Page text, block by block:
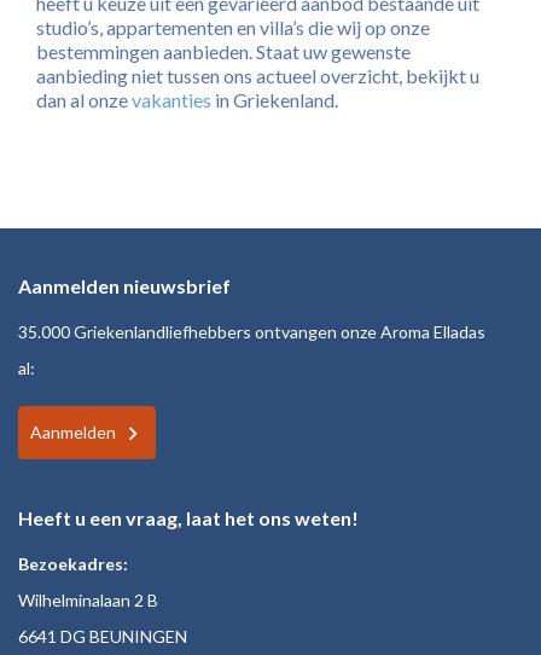
studio’s, appartementen en villa’s die wij op onze
bestemmingen aanbieden. Staat uw gewenste
aanbieding niet tussen ons actueel overzicht, bekijkt u
dan al onzevakanties in Griekenland.
Aanmelden nieuwsbrief
35.000 Griekenlandliefhebbers ontvangen onze Aroma Elladas
al:
Aanmelden
Heeft u een vraag, laat het ons weten!
Bezoekadres:
Wilhelminalaan 2 B
6641 DG BEUNINGEN